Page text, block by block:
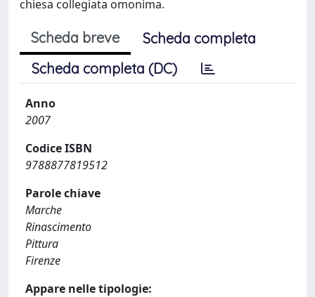
chiesa collegiata omonima.
Scheda breve
Scheda completa
Scheda completa (DC)
Anno
2007
Codice ISBN
9788877819512
Parole chiave
Marche
Rinascimento
Pittura
Firenze
Appare nelle tipologie: